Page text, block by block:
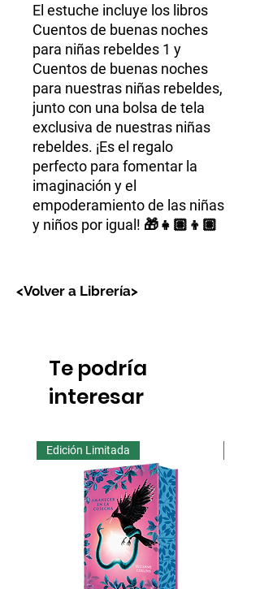
El estuche incluye los libros
Cuentos de buenas noches
para niñas rebeldes 1 y
Cuentos de buenas noches
para nuestras niñas rebeldes,
junto con una bolsa de tela
exclusiva de nuestras niñas
rebeldes. ¡Es el regalo
perfecto para fomentar la
imaginación y el
empoderamiento de las niñas
y niños por igual! 🎁👧🏽👦🏽
<Volver a Librería>
Te podría
interesar
Edición Limitada